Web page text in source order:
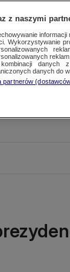
z naszymi
Wykorzystywanie
danych
danych do
partnerów